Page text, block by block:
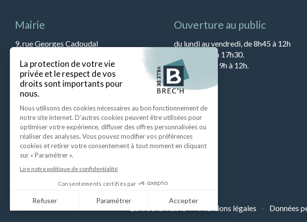
Mairie
9, rue Georges Cadoudal
Tél : 02 97 57 79 90
Fax : 02 97 57 52 67
Ouverture au public
du lundi au vendredi, de 8h45 à 12h
et de 13h45 à 17h30.
Le samedi de 9h à 12h.
Mentions légales Données